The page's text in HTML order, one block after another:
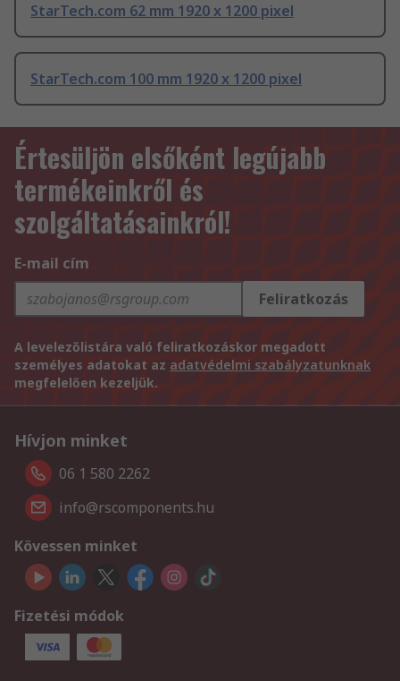
StarTech.com 62 mm 1920 x 1200 pixel
StarTech.com 100 mm 1920 x 1200 pixel
Értesüljön elsőként legújabb
termékeinkről és
szolgáltatásainkról!
E-mail cím
Feliratkozás
A levelezőlistára való feliratkozáskor megadott
személyes adatokat az adatvédelmi szabályzatunknak
megfelelően kezeljük.
Hívjon minket
06 1 580 2262
info@rscomponents.hu
Kövessen minket
Fizetési módok